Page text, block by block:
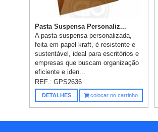
Pasta Suspensa Personaliz...
A pasta suspensa personalizada,
feita em papel kraft, é resistente e
sustentável, ideal para escritórios e
empresas que buscam organização
eficiente e iden...
REF.:GPS2636
DETALHES colocar no carrinho